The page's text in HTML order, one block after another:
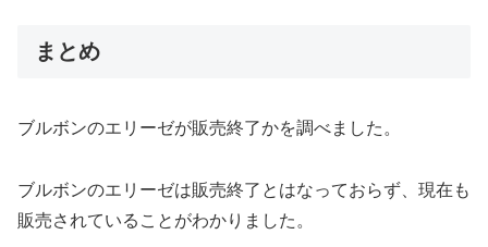
まとめ
ブルボンのエリーゼが販売終了かを調べました。
ブルボンのエリーゼは販売終了とはなっておらず、現在も
販売されていることがわかりました。